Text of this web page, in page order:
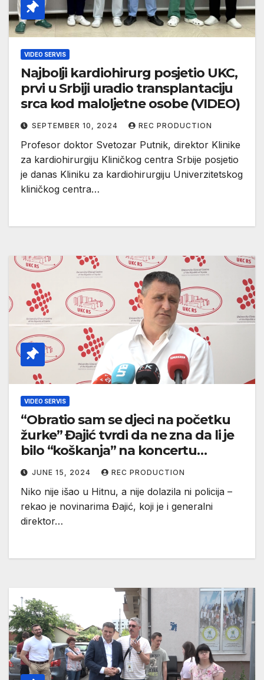
VIDEO SERVIS
Najbolji kardiohirurg posjetio UKC,
prvi u Srbiji uradio transplantaciju
srca kod maloljetne osobe (VIDEO)
SEPTEMBER 10, 2024 REC PRODUCTION
Profesor doktor Svetozar Putnik, direktor Klinike
za kardiohirurgiju Kliničkog centra Srbije posjetio
je danas Kliniku za kardiohirurgiju Univerzitetskog
kliničkog centra…
VIDEO SERVIS
“Obratio sam se djeci na početku
žurke” Đajić tvrdi da ne zna da li je
bilo “koškanja” na koncertu
pjevačice Teodore Džehverović
(VIDEO)
JUNE 15, 2024 REC PRODUCTION
Niko nije išao u Hitnu, a nije dolazila ni policija –
rekao je novinarima Đajić, koji je i generalni
direktor…